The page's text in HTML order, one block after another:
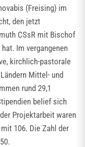
(Freising) im
den jetzt
CSsR mit Bischof
Im vergangenen
kirchlich-pastorale
Mittel- und
rund 29,1
belief sich
Projektarbeit waren
106. Die Zahl der